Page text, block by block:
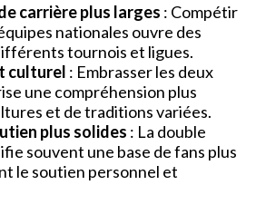
carrière plus larges : Compétir
nationales ouvre des
tournois et ligues.
culturel : Embrasser les deux
une compréhension plus
et de traditions variées.
plus solides : La double
souvent une base de fans plus
le soutien personnel et